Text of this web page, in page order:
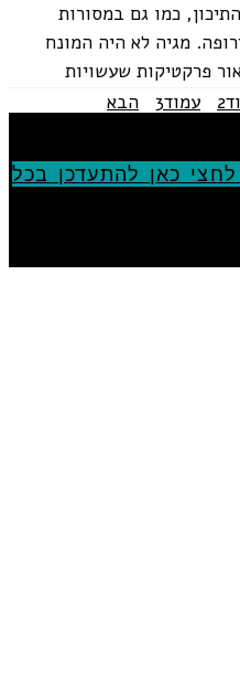
כמו גם במסורות
מגיה לא היה המונח
פרקטיקות שעשויות
2 עמוד3 הבא
כאן להתעדכן בכל